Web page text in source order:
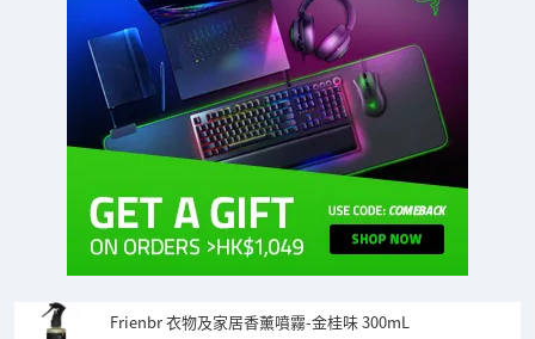
Frienbr 衣物及家居香薰噴霧-金桂味 300mL